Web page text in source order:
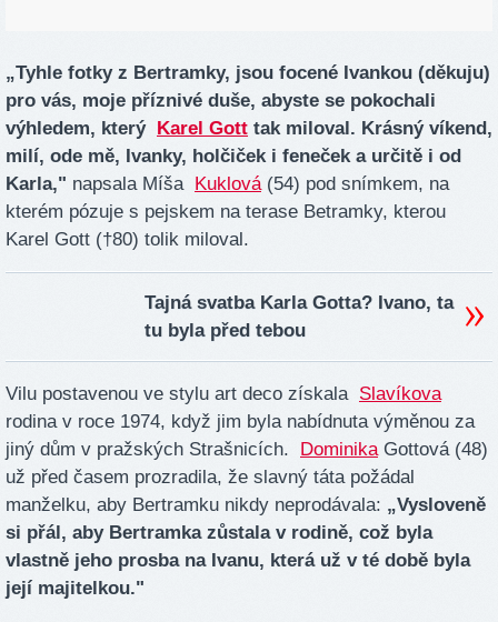
„Tyhle fotky z Bertramky, jsou focené Ivankou (děkuju)
pro vás, moje příznivé duše, abyste se pokochali
výhledem, který
Karel Gott tak miloval. Krásný víkend,
milí, ode mě, Ivanky, holčiček i feneček a určitě i od
Karla," napsala Míša Kuklová(54) pod snímkem, na
kterém pózuje s pejskem na terase Betramky, kterou
Karel Gott (†80) tolik miloval.
Tajná svatba Karla Gotta? Ivano, ta
tu byla před tebou
Vilu postavenou ve stylu art deco získala Slavíkova
rodina v roce 1974, když jim byla nabídnuta výměnou za
jiný dům v pražských Strašnicích. Dominika Gottová (48)
už před časem prozradila, že slavný táta požádal
manželku, aby Bertramku nikdy neprodávala: „Vysloveně
si přál, aby Bertramka zůstala v rodině, což byla
vlastně jeho prosba na Ivanu, která už v té době byla
její majitelkou."